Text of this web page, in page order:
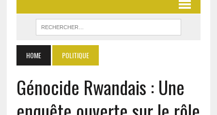
HOME POLITIQUE
Génocide Rwandais : Une